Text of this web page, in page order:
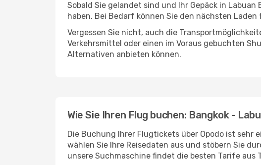
Sobald Sie gelandet sind und Ihr Gepäck in
haben. Bei Bedarf können Sie den nächsten
Vergessen Sie nicht, auch die
Verkehrsmittel oder einen im Voraus gebuchten
Alternativen anbieten können.
Wie Sie Ihren Flug buchen: Bangkok -
Die Buchung Ihrer Flugtickets über Opodo ist sehr
wählen Sie Ihre Reisedaten aus und stöbern Sie
unsere Suchmaschine findet die besten Tarife aus